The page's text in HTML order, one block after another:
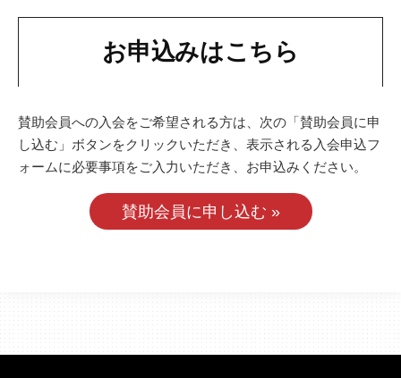
お申込みはこちら
賛助会員への入会をご希望される方は、次の「賛助会員に申
し込む」ボタンをクリックいただき、表示される入会申込フ
ォームに必要事項をご入力いただき、お申込みください。
賛助会員に申し込む »